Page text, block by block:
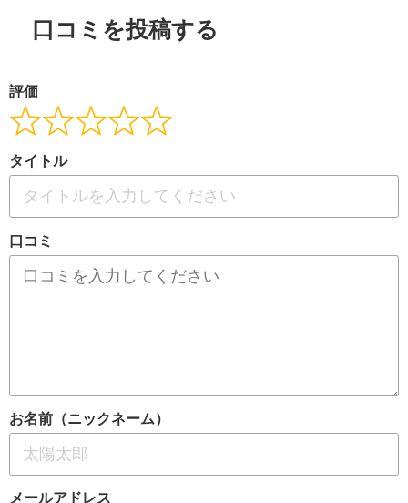
口コミを投稿する
評価
タイトル
口コミ
お名前（ニックネーム）
メールアドレス